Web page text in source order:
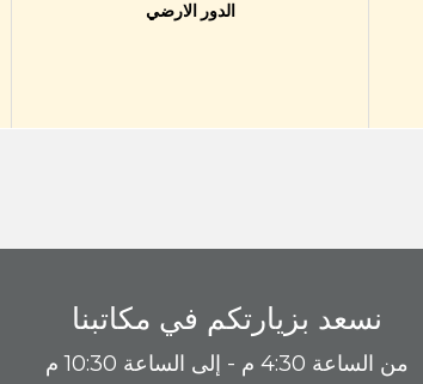
الدور اﻻرضي
نسعد بزيارتكم في مكاتبنا
من الساعة 4:30 م - إلى الساعة 10:30 م